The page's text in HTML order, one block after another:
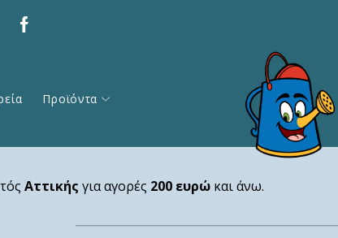
Προϊόντα
Αττικής για αγορές 200 ευρώ και άνω.